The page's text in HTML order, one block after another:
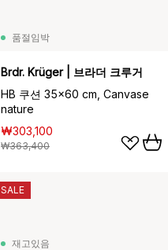
품절임박
Brdr. Krüger | 브라더 크루거
HB 쿠션 35x60 cm, Canvase
nature
₩303,100
₩363,400
재고있음
SALE